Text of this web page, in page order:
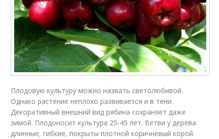
Плодовую культуру можно назвать светолюбивой.
Однако растение неплохо развивается и в тени.
Декоративный внешний вид рябина сохраняет даже
зимой. Плодоносит культура 25-45 лет. Ветви у дерева
длинные, гибкие, покрыты плотной коричневый корой.